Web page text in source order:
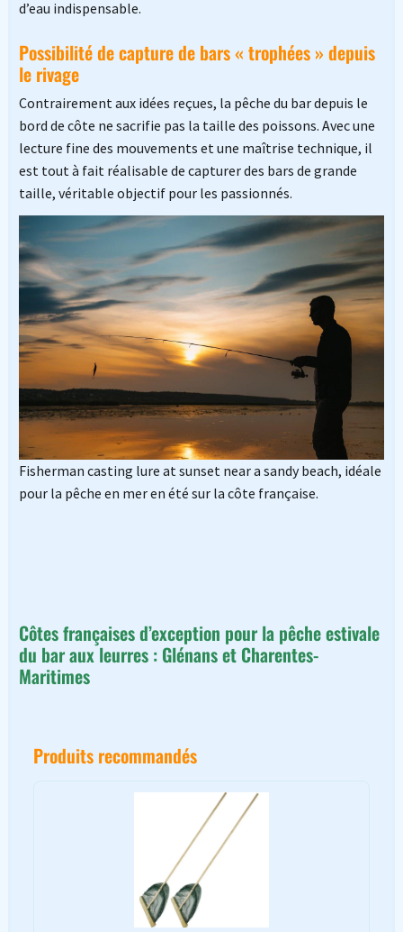
d’eau indispensable.
Possibilité de capture de bars « trophées » depuis
le rivage
Contrairement aux idées reçues, la pêche du bar depuis le
bord de côte ne sacrifie pas la taille des poissons. Avec une
lecture fine des mouvements et une maîtrise technique, il
est tout à fait réalisable de capturer des bars de grande
taille, véritable objectif pour les passionnés.
Fisherman casting lure at sunset near a sandy beach, idéale
pour la pêche en mer en été sur la côte française.
Côtes françaises d’exception pour la pêche estivale
du bar aux leurres : Glénans et Charentes-
Maritimes
Produits recommandés